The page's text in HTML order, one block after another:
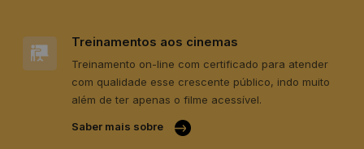
Treinamentos aos cinemas​
Treinamento on-line com certificado para atender
com qualidade esse crescente público, indo muito
além de ter apenas o filme acessível.
Saber mais sobre